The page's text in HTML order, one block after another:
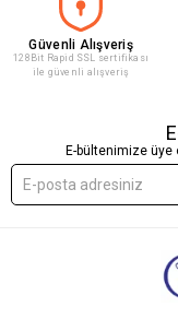
Güvenli Alışveriş
128Bit Rapid SSL sertifikası
ile güvenli alışveriş
E-bültenimize üye